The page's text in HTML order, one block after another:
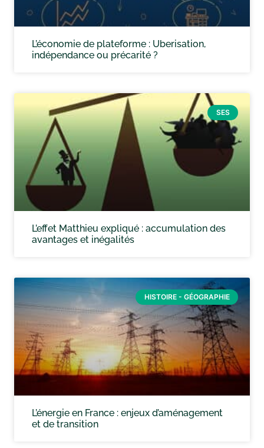
L’économie de plateforme : Uberisation,
indépendance ou précarité ?
SES
L’effet Matthieu expliqué : accumulation des
avantages et inégalités
HISTOIRE - GÉOGRAPHIE
L’énergie en France : enjeux d’aménagement
et de transition